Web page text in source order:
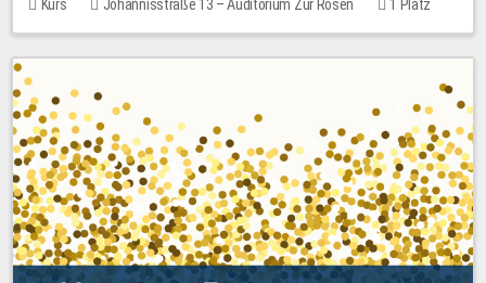
Kurs Johannisstraße 13 – Auditorium Zur Rosen
1 Platz
10,00 EUR